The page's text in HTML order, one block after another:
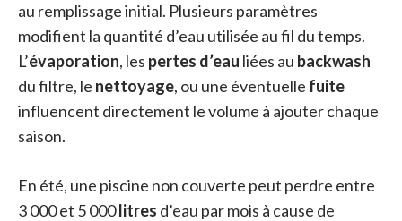
au remplissage initial. Plusieurs paramètres
modifient la quantité d’eau utilisée au fil du temps.
L’évaporation, les pertes d’eau liées au backwash
du filtre, le nettoyage, ou une éventuelle fuite
influencent directement le volume à ajouter chaque
saison.
En été, une piscine non couverte peut perdre entre
3 000 et 5 000litres d’eau par mois à cause de